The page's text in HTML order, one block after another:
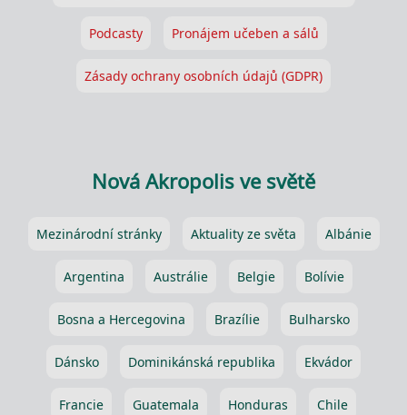
Podcasty Pronájem učeben a sálů
Zásady ochrany osobních údajů (GDPR)
Nová Akropolis ve světě
Mezinárodní stránky Aktuality ze světa Albánie
Argentina Austrálie Belgie Bolívie
Bosna a Hercegovina Brazílie Bulharsko
Dánsko Dominikánská republika Ekvádor
Francie Guatemala Honduras Chile